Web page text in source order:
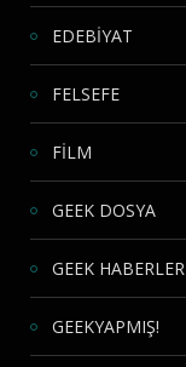
EDEBİYAT
FELSEFE
FİLM
GEEK DOSYA
GEEK HABERLER
GEEKYAPMIŞ!